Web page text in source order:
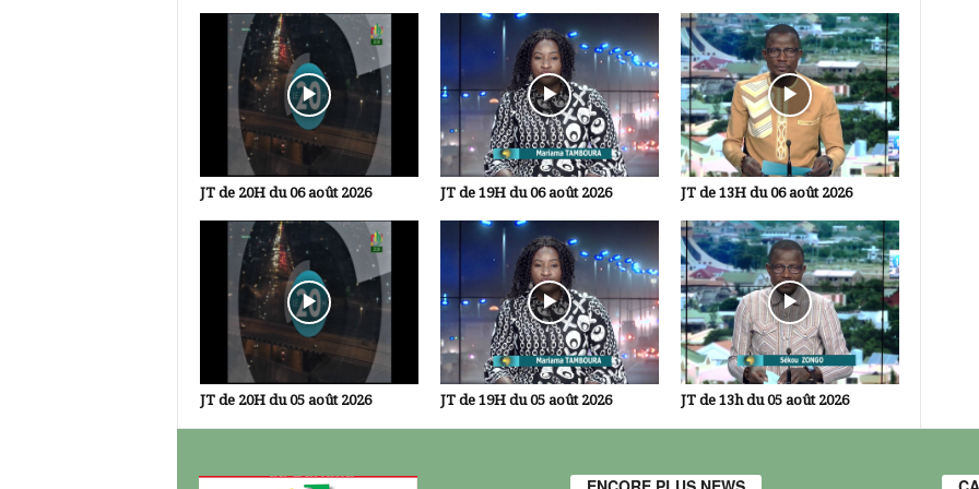
JT de 20H du 06 août 2026 JT de 19H du 06 août 2026 JT de 13H du 06 août 2026
JT de 20H du 05 août 2026 JT de 19H du 05 août 2026 JT de 13h du 05 août 2026